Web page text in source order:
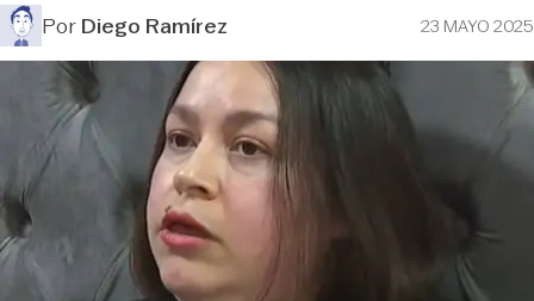
PorDiego Ramírez 23 MAYO 2025